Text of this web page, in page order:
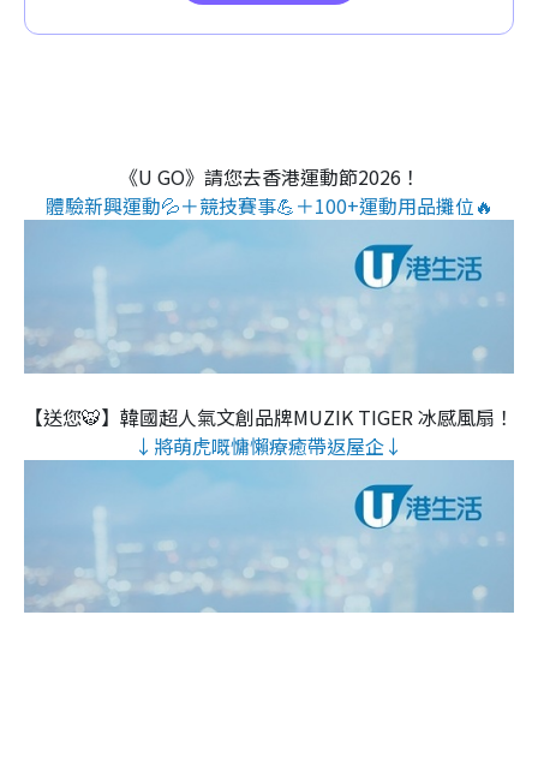
《U GO》請您去香港運動節2026！
體驗新興運動💦＋競技賽事💪＋100+運動用品攤位🔥
【送您🐯】韓國超人氣文創品牌MUZIK TIGER 冰感風扇！
↓將萌虎嘅慵懶療癒帶返屋企↓